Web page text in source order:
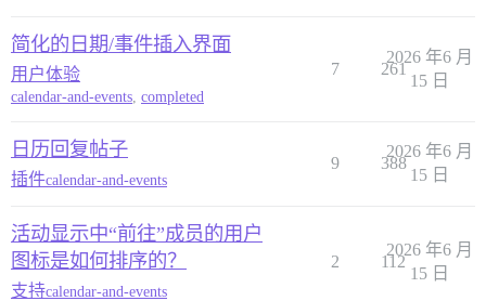
简化的日期/事件插入界面
用户体验
calendar-and-events, completed
7 261
2026 年6 月
15 日
日历回复帖子
插件calendar-and-events
9 388
2026 年6 月
15 日
活动显示中“前往”成员的用户
图标是如何排序的？
支持calendar-and-events
2 112
2026 年6 月
15 日